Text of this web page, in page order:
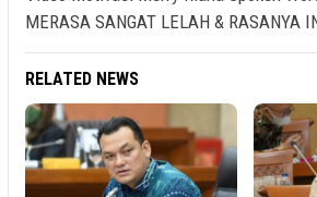
MERASA SANGAT LELAH & RASANYA
RELATED NEWS